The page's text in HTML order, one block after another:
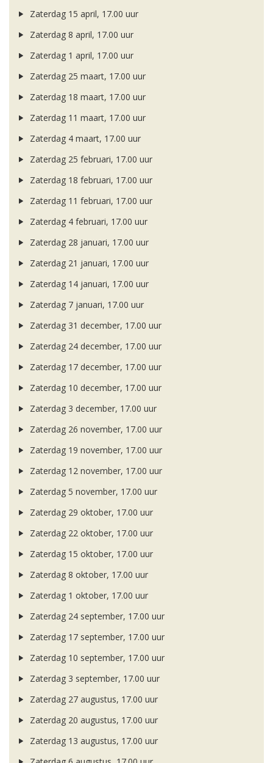
Zaterdag 15 april, 17.00 uur
Zaterdag 8 april, 17.00 uur
Zaterdag 1 april, 17.00 uur
Zaterdag 25 maart, 17.00 uur
Zaterdag 18 maart, 17.00 uur
Zaterdag 11 maart, 17.00 uur
Zaterdag 4 maart, 17.00 uur
Zaterdag 25 februari, 17.00 uur
Zaterdag 18 februari, 17.00 uur
Zaterdag 11 februari, 17.00 uur
Zaterdag 4 februari, 17.00 uur
Zaterdag 28 januari, 17.00 uur
Zaterdag 21 januari, 17.00 uur
Zaterdag 14 januari, 17.00 uur
Zaterdag 7 januari, 17.00 uur
Zaterdag 31 december, 17.00 uur
Zaterdag 24 december, 17.00 uur
Zaterdag 17 december, 17.00 uur
Zaterdag 10 december, 17.00 uur
Zaterdag 3 december, 17.00 uur
Zaterdag 26 november, 17.00 uur
Zaterdag 19 november, 17.00 uur
Zaterdag 12 november, 17.00 uur
Zaterdag 5 november, 17.00 uur
Zaterdag 29 oktober, 17.00 uur
Zaterdag 22 oktober, 17.00 uur
Zaterdag 15 oktober, 17.00 uur
Zaterdag 8 oktober, 17.00 uur
Zaterdag 1 oktober, 17.00 uur
Zaterdag 24 september, 17.00 uur
Zaterdag 17 september, 17.00 uur
Zaterdag 10 september, 17.00 uur
Zaterdag 3 september, 17.00 uur
Zaterdag 27 augustus, 17.00 uur
Zaterdag 20 augustus, 17.00 uur
Zaterdag 13 augustus, 17.00 uur